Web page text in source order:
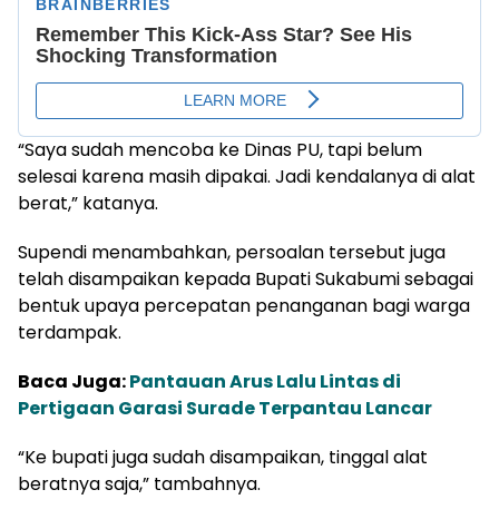
“Saya sudah mencoba ke Dinas PU, tapi belum
selesai karena masih dipakai. Jadi kendalanya di alat
berat,” katanya.
Supendi menambahkan, persoalan tersebut juga
telah disampaikan kepada Bupati Sukabumi sebagai
bentuk upaya percepatan penanganan bagi warga
terdampak.
Baca Juga:Pantauan Arus Lalu Lintas di
Pertigaan Garasi Surade Terpantau Lancar
“Ke bupati juga sudah disampaikan, tinggal alat
beratnya saja,” tambahnya.